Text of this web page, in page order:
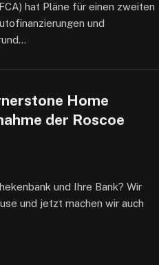
hat Pläne für einen zweiten
und
Home
der Roscoe
und Ihre Bank? Wir
und jetzt machen wir auch